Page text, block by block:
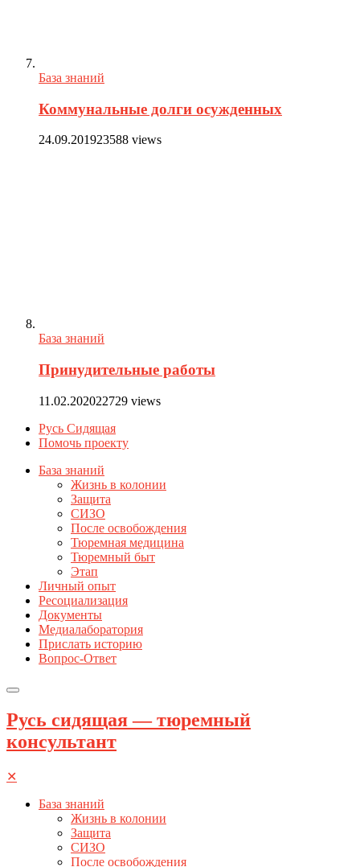
База знаний
Коммунальные долги осужденных
24.09.201923588 views
База знаний
Принудительные работы
11.02.202022729 views
Русь Сидящая
Помочь проекту
База знаний
Жизнь в колонии
Защита
СИЗО
После освобождения
Тюремная медицина
Тюремный быт
Этап
Личный опыт
Ресоциализация
Документы
Медиалаборатория
Прислать историю
Вопрос-Ответ
Русь сидящая — тюремный
консультант
✕
База знаний
Жизнь в колонии
Защита
СИЗО
После освобождения